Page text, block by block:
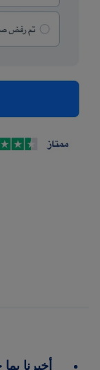
أخبرنا